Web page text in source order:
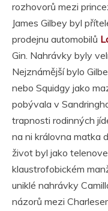
rozhovorů mezi
James Gilbey byl
prodejnu automobilů
Gin. Nahrávky byly
Nejznámější bylo
nebo Squidgy jako
pobývala v
trapnosti rodinných
na ni královna matka
život byl jako
klaustrofobickém
uniklé nahrávky
názorů mezi